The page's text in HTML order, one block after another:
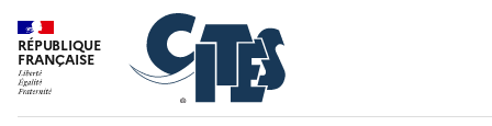
RÉPUBLIQUE
FRANÇAISE